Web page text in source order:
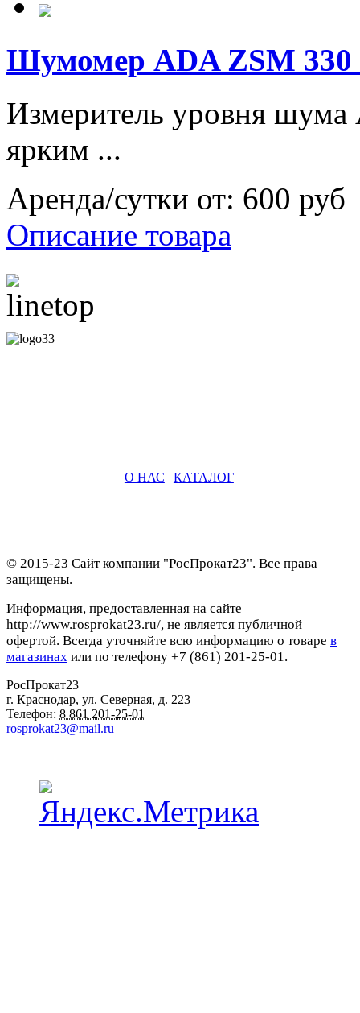
Шумомер ADA ZSM 330
Измеритель уровня
ярким ...
Аренда/сутки от: 600 руб
Описание товара
О НАС КАТАЛОГ
© 2015-23 Сайт компании "РосПрокат23". Все права
защищены.
Информация, предоставленная на сайте
http://www.rosprokat23.ru/, не является публичной
офертой. Всегда уточняйте всю информацию о товаре в
магазинах или по телефону +7 (861) 201-25-01.
РосПрокат23
г. Краснодар, ул. Северная, д. 223
Телефон: 8 861 201-25-01
rosprokat23@mail.ru